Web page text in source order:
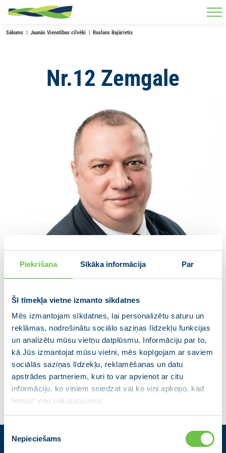
Piekrišana Sīkāka informācija Par
Šī tīmekļa vietne izmanto sīkdatnes
Mēs izmantojam sīkdatnes, lai personalizētu saturu un
reklāmas, nodrošinātu sociālo saziņas līdzekļu funkcijas
un analizētu mūsu vietņu datplūsmu. Informāciju par to,
kā Jūs izmantojat mūsu vietni, mēs kopīgojam ar saviem
sociālās saziņas līdzekļu, reklamēšanas un datu
apstrādes partneriem, kuri to var apvienot ar citu
informāciju, ko viņiem sniedzat vai ko viņi apkopo, kad
lietojat viņu pakalpojumus.
izvēle
Nepieciešams
Skip to main content
Sākums Jaunās Vienotības cilvēki Ruslans Bajārietis
Nr.12 Zemgale
Ruslans Bajārietis
Jēkabpils novada domes deputāts
(Jēkabpils reģionālā partija)